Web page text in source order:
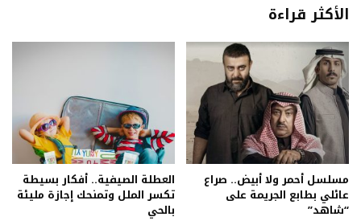
الأكثر قراءة
مسلسل أحمر ولا أبيض.. صراع
عائلي بطابع الجريمة على
“شاهد”
العطلة الصيفية.. أفكار بسيطة
تكسر الملل وتمنحك إجازة مليئة
بالحي